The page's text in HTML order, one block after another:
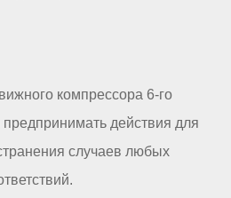
компрессора 6-го
действия для
случаев любых